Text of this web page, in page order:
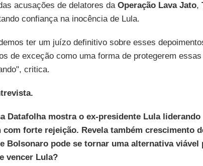
acusações de delatores da Operação Lava Jato,
confiança na inocência de Lula.
ter um juízo definitivo sobre esses
de exceção como uma forma de protegerem
critica.
Datafolha mostra o ex-presidente Lula
com forte rejeição. Revela também crescimento
Bolsonaro pode se tornar uma alternativa viável
vencer Lula?